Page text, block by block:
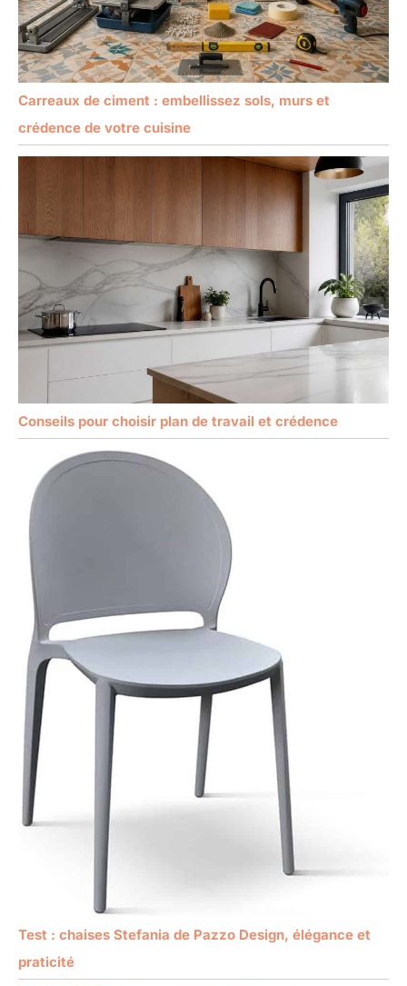
Carreaux de ciment : embellissez sols, murs et
crédence de votre cuisine
Conseils pour choisir plan de travail et crédence
Test : chaises Stefania de Pazzo Design, élégance et
praticité